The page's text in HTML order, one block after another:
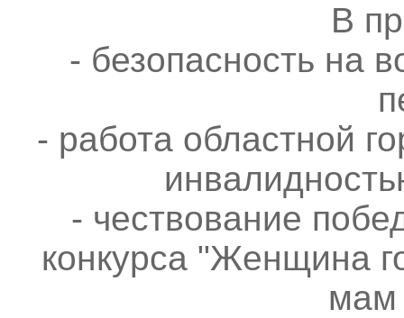
В
- безопасность на
- работа областной
- чествование
конкурса "Женщина
мам